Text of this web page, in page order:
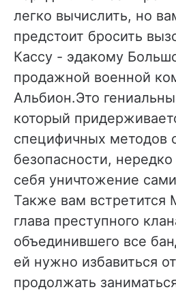
легко вычислить, но
предстоит бросить
Кассу - эдакому
продажной военной
Альбион.Это
который
специфичных методов
безопасности,
себя уничтожение
Также вам встретится
глава преступного
объединившего все
ей нужно избавиться
продолжать